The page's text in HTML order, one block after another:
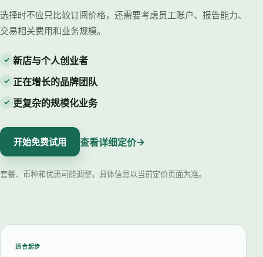
选择时不应只比较订阅价格，还需要考虑员工账户、报告能力、
交易相关费用和业务规模。
✓ 新店与个人创业者
✓ 正在增长的品牌团队
✓ 更复杂的规模化业务
开始免费试用 查看详细定价→
套餐、币种和优惠可能调整，具体信息以当前定价页面为准。
适合起步